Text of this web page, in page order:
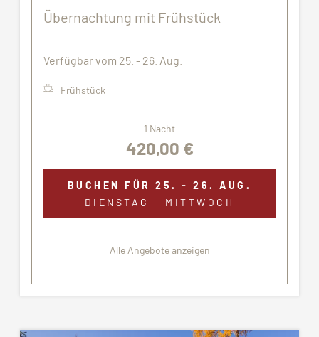
Die zugewiesene Unterkunft entspricht
möglicherweise nicht genau den gezeigten
Übernachtung mit Frühstück
Verfügbar vom 25. - 26. Aug.
Frühstück
1 Nacht
420,00 €
BUCHEN FÜR25. - 26. AUG.
DIENSTAG - MITTWOCH
Alle Angebote anzeigen